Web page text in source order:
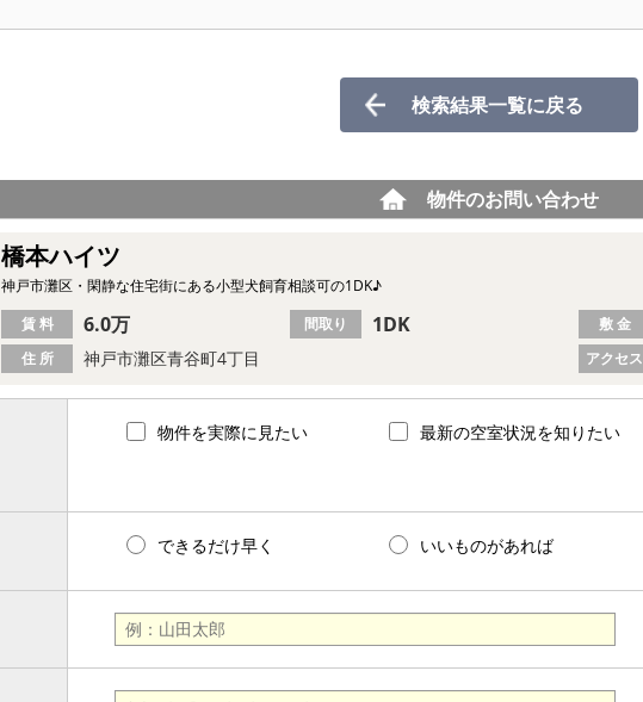
検索結果一覧に戻る
物件のお問い合わせ
橋本ハイツ
神戸市灘区・閑静な住宅街にある小型犬飼育相談可の1DK♪
住 所 神戸市灘区青谷町4丁目 アクセス
賃 料 6.0万 間取り 1DK 敷 金
物件を実際に見たい 最新の空室状況を知りたい
できるだけ早く いいものがあれば